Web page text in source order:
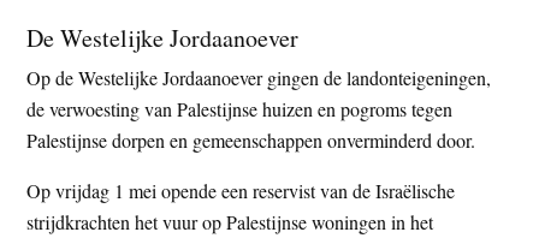
De Westelijke Jordaanoever
Op de Westelijke Jordaanoever gingen de landonteigeningen,
de verwoesting van Palestijnse huizen en pogroms tegen
Palestijnse dorpen en gemeenschappen onverminderd door.
Op vrijdag 1 mei opende een reservist van de Israëlische
strijdkrachten het vuur op Palestijnse woningen in het